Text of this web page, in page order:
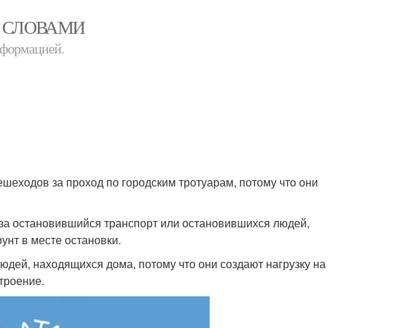
за проход по городским тротуарам, потому что они
остановившийся транспорт или остановившихся людей,
в месте остановки.
находящихся дома, потому что они создают нагрузку на